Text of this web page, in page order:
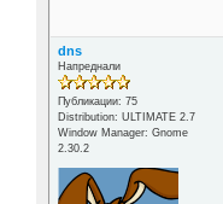
dns
Напреднали
Публикации: 75
Distribution: ULTIMATE 2.7
Window Manager: Gnome
2.30.2